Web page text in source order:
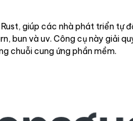
giúp các nhà phát triển
bun và uv. Công cụ này giải
chuỗi cung ứng phần mềm.